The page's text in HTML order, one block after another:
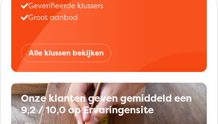
Geverifieerde klussers
Groot aanbod
Alle klussen bekijken
Onze klanten geven gemiddeld een
9,2 / 10,0 op Ervaringensite